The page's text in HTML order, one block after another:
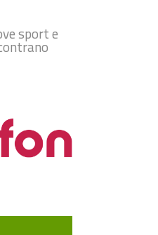
sport e